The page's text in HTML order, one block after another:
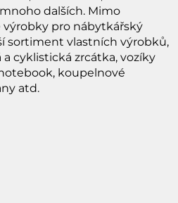
dalších. Mimo
pro nábytkářský
sortiment vlastních výrobků,
cyklistická zrcátka, vozíky
koupelnové
atd.